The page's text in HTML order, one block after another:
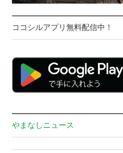
ココシルアプリ無料配信中！
やまなしニュース